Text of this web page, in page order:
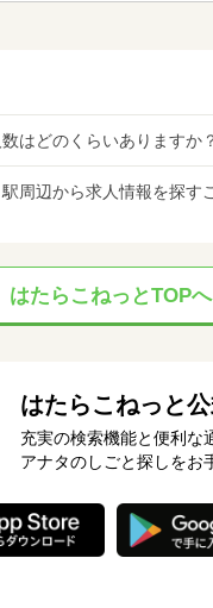
はどのくらいありますか
周辺から求人情報を探す
はたらこねっとTOPへ
はたらこねっと
充実の検索機能と便利な
アナタのしごと探しをお